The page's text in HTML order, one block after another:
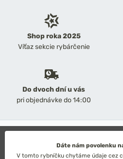
Shop roka 2025
Víťaz sekcie rybárčenie
Do dvoch dní u vás
pri objednávke do 14:00
Obchodné
Ochrana
Dáte nám povolenku
V tomto rybníčku chytáme údaje cez